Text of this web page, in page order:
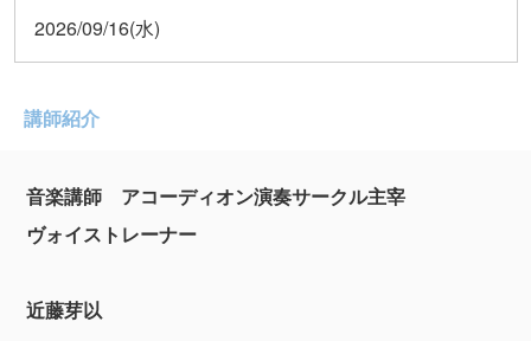
2026/09/16(水)
講師紹介
音楽講師 アコーディオン演奏サークル主宰
ヴォイストレーナー
近藤芽以